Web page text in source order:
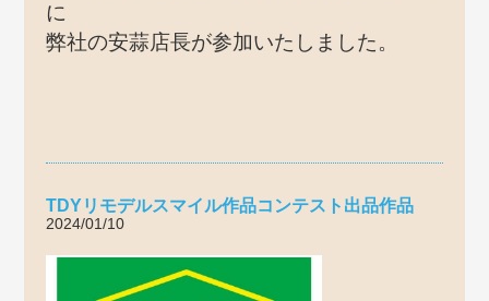
に
弊社の安蒜店長が参加いたしました。
TDYリモデルスマイル作品コンテスト出品作品
2024/01/10